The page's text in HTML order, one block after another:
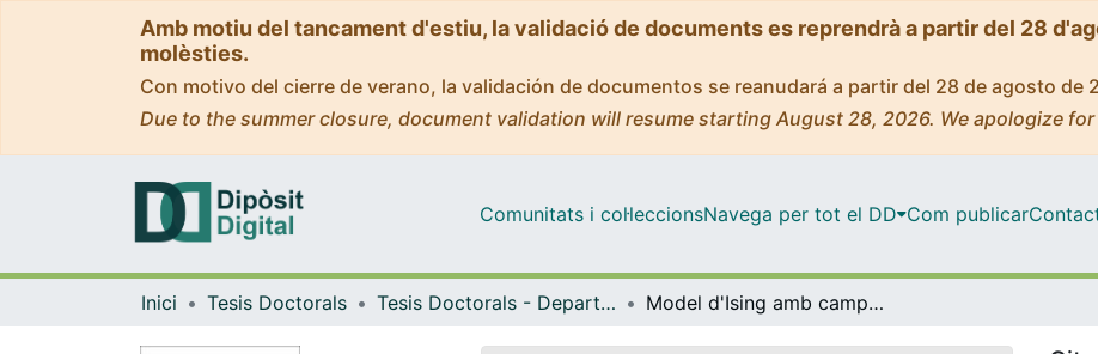
Amb motiu del tancament d'estiu, la validació de documents es reprendrà a partir del 28
molèsties.
Con motivo del cierre de verano, la validación de documentos se reanudará a partir del 28 de agosto de
Due to the summer closure, document validation will resume starting August 28, 2026. We apologize
Comunitats i col·leccionsNavega per tot el DD Com publicar
Inici Tesis Doctorals Tesis Doctorals - Departament - Estructura i Constituents de la Matèria Model d'Ising amb camps aleatoris: propietats i aplicacions